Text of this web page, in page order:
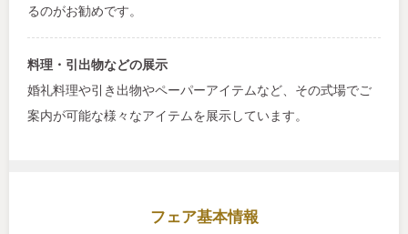
るのがお勧めです。
料理・引出物などの展示
婚礼料理や引き出物やペーパーアイテムなど、その式場でご
案内が可能な様々なアイテムを展示しています。
フェア基本情報